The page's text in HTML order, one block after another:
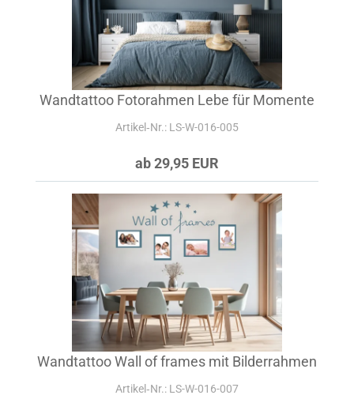
Wandtattoo Fotorahmen Lebe für Momente
Artikel‑Nr.: LS-W-016-005
ab 29,95 EUR
Wandtattoo Wall of frames mit Bilderrahmen
Artikel‑Nr.: LS-W-016-007